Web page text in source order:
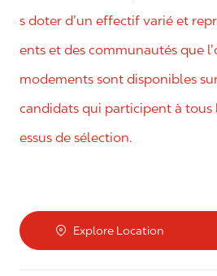
s doter d’un effectif varié et
ents et des communautés que
modements sont disponibles
candidats qui participent à tous
essus de sélection.
Explore Location